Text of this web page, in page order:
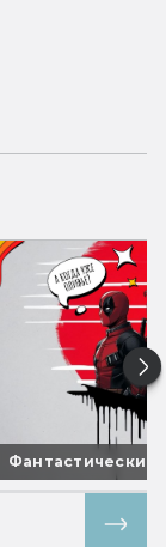
Фантастические